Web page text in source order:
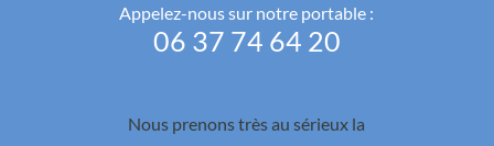
Appelez-nous sur notre portable :
06 37 74 64 20
Nous prenons très au sérieux la